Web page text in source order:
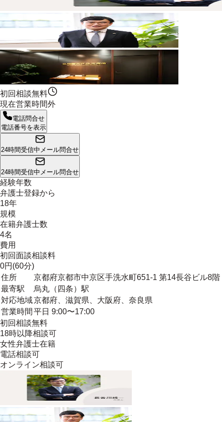
初回相談無料
現在営業時間外
電話問合せ
電話番号を表示
24時間受信中 メール問合せ
24時間受信中 メール問合せ
経験年数
弁護士登録から
18年
規模
在籍弁護士数
4名
費用
初回面談相談料
0円(60分)
住所
京都府京都市中京区手洗水町651-1 第14長谷ビル8階
最寄駅
烏丸（四条）駅
対応地域京都府、滋賀県、大阪府、奈良県
営業時間 平日 9:00〜17:00
初回相談無料
18時以降相談可
女性弁護士在籍
電話相談可
オンライン相談可